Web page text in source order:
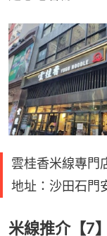
雲桂香米線專門
地址：沙田石門
米線推介【7